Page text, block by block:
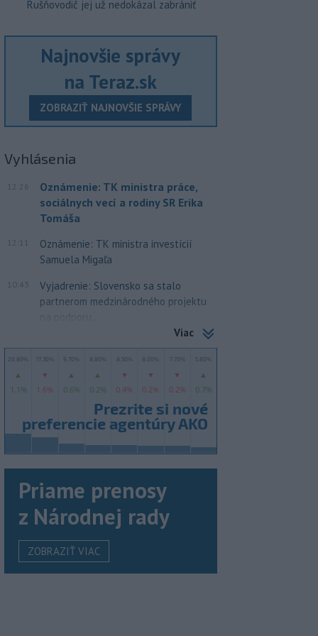
Rušňovodič jej už nedokázal zabrániť
Najnovšie správy
na Teraz.sk
ZOBRAZIŤ NAJNOVŠIE SPRÁVY
Vyhlásenia
12:26
Oznámenie: TK ministra práce,
sociálnych vecí a rodiny SR Erika
Tomáša
12:11
Oznámenie: TK ministra investícií
Samuela Migaľa
10:43
Vyjadrenie: Slovensko sa stalo
partnerom medzinárodného projektu
na podporu...
Viac
Priame prenosy
z Národnej rady
ZOBRAZIŤ VIAC